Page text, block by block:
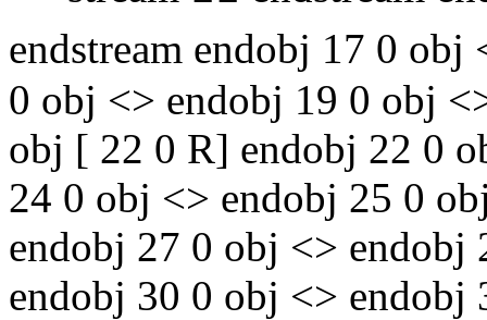
endstream endobj 17 0 obj
0 obj <> endobj 19 0 obj
obj [ 22 0 R] endobj 22 0
24 0 obj <> endobj 25 0
endobj 27 0 obj <>
endobj 30 0 obj <>